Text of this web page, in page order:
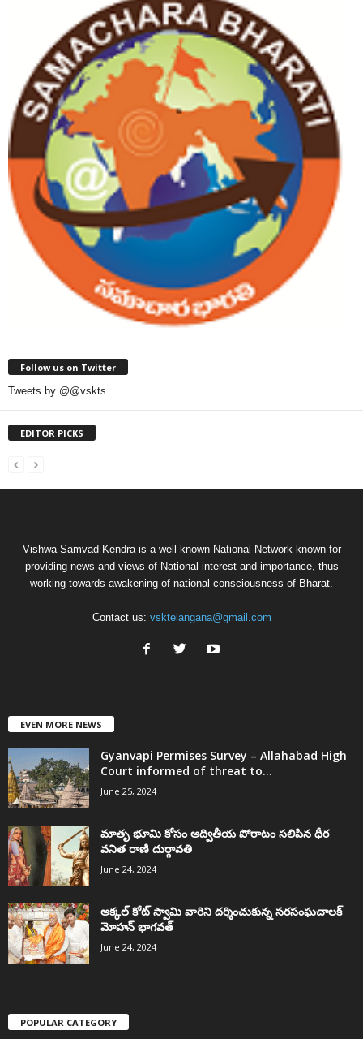
Follow us on Twitter
Tweets by @@vskts
EDITOR PICKS
Vishwa Samvad Kendra is a well known National Network known for
providing news and views of National interest and importance, thus
working towards awakening of national consciousness of Bharat.
Contact us: vsktelangana@gmail.com
EVEN MORE NEWS
Gyanvapi Permises Survey – Allahabad High
Court informed of threat to...
June 25, 2024
మాతృ భూమి కోసం అద్వితీయ పోరాటం సలిపిన ధీర
వనిత రాణి దుర్గావతి
June 24, 2024
అక్కల్‌ కోట్‌ స్వామి వారిని దర్శించుకున్న సరసంఘచాలక్
మోహన్ భాగవత్
June 24, 2024
POPULAR CATEGORY